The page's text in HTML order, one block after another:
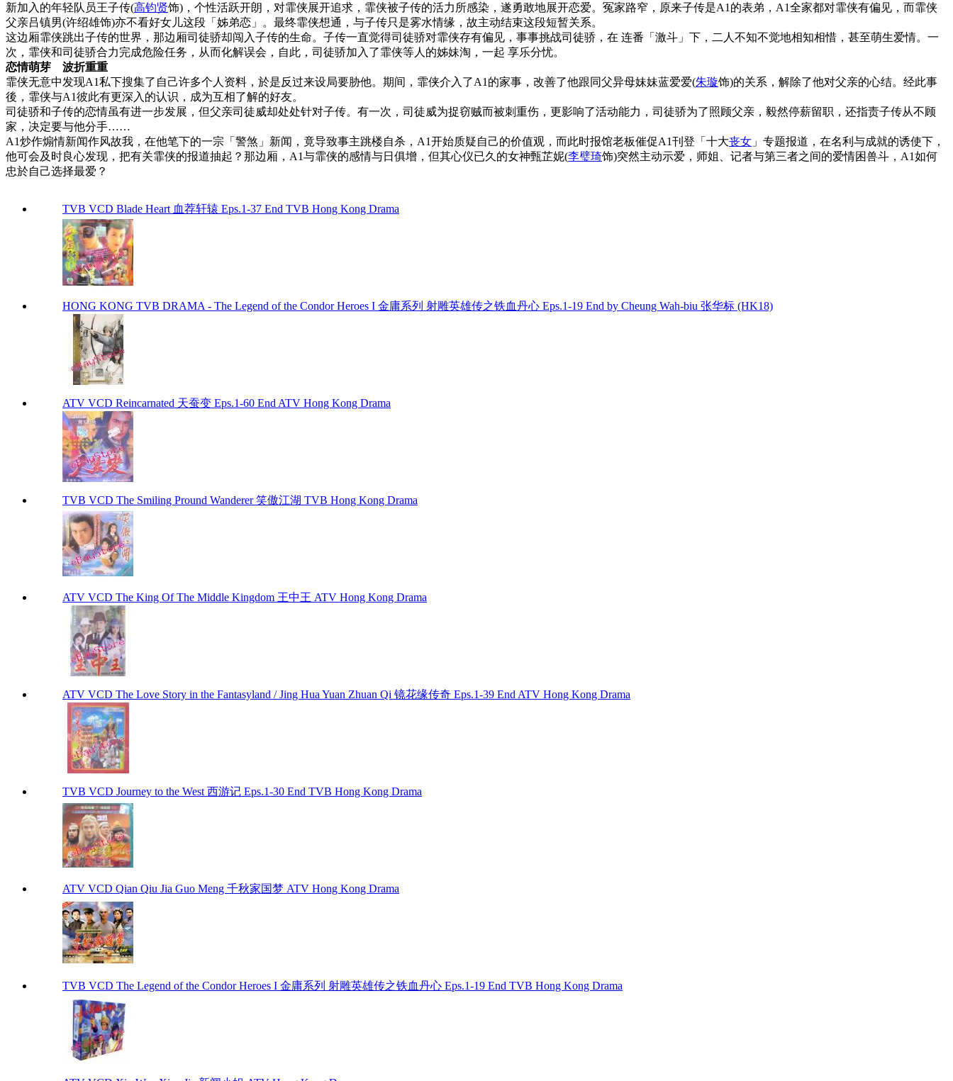
新加入的年轻队员王子传(高钧贤饰)，个性活跃开朗，对霏侠展开追求，霏侠被子传的活力所感染，遂勇敢地展开恋爱。冤家路窄，原来子传是A1的表弟，A1全家都对霏侠有偏见，而霏侠
父亲吕镇男(许绍雄饰)亦不看好女儿这段「姊弟恋」。最终霏侠想通，与子传只是雾水情缘，故主动结束这段短暂关系。
这边厢霏侠跳出子传的世界，那边厢司徒骄却闯入子传的生命。子传一直觉得司徒骄对霏侠存有偏见，事事挑战司徒骄，在 连番「激斗」下，二人不知不觉地相知相惜，甚至萌生爱情。一
次，霏侠和司徒骄合力完成危险任务，从而化解误会，自此，司徒骄加入了霏侠等人的姊妹淘，一起 享乐分忧。
恋情萌芽 波折重重
霏侠无意中发现A1私下搜集了自己许多个人资料，於是反过来设局要胁他。期间，霏侠介入了A1的家事，改善了他跟同父异母妹妹蓝爱爱(朱璇饰)的关系，解除了他对父亲的心结。经此事
後，霏侠与A1彼此有更深入的认识，成为互相了解的好友。
司徒骄和子传的恋情虽有进一步发展，但父亲司徒威却处处针对子传。有一次，司徒威为捉窃贼而被刺重伤，更影响了活动能力，司徒骄为了照顾父亲，毅然停薪留职，还指责子传从不顾
家，决定要与他分手……
A1炒作煽情新闻作风故我，在他笔下的一宗「警煞」新闻，竟导致事主跳楼自杀，A1开始质疑自己的价值观，而此时报馆老板催促A1刊登「十大丧女 」专题报道，在名利与成就的诱使下，
他可会及时良心发现，把有关霏侠的报道抽起？那边厢，A1与霏侠的感情与日俱增，但其心仪已久的女神甄芷妮(李璧琦饰)突然主动示爱，师姐、记者与第三者之间的爱情困兽斗，A1如何
忠於自己选择最爱？
TVB VCD Blade Heart 血荐轩辕 Eps.1-37 End TVB Hong Kong Drama
HONG KONG TVB DRAMA - The Legend of the Condor Heroes I 金庸系列 射雕英雄传之铁血丹心 Eps.1-19 End by Cheung Wah-biu 张华标 (HK18)
ATV VCD Reincarnated 天蚕变 Eps.1-60 End ATV Hong Kong Drama
TVB VCD The Smiling Pround Wanderer 笑傲江湖 TVB Hong Kong Drama
ATV VCD The King Of The Middle Kingdom 王中王 ATV Hong Kong Drama
ATV VCD The Love Story in the Fantasyland / Jing Hua Yuan Zhuan Qi 镜花缘传奇 Eps.1-39 End ATV Hong Kong Drama
TVB VCD Journey to the West 西游记 Eps.1-30 End TVB Hong Kong Drama
ATV VCD Qian Qiu Jia Guo Meng 千秋家国梦 ATV Hong Kong Drama
TVB VCD The Legend of the Condor Heroes I 金庸系列 射雕英雄传之铁血丹心 Eps.1-19 End TVB Hong Kong Drama